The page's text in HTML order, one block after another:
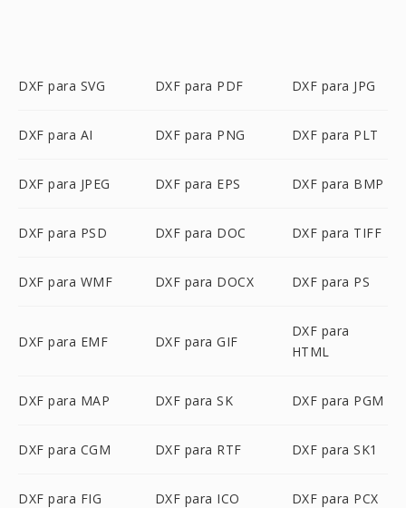
DXF para SVG DXF para PDF DXF para JPG
DXF para AI DXF para PNG DXF para PLT
DXF para JPEG DXF para EPS DXF para BMP
DXF para PSD DXF para DOC DXF para TIFF
DXF para WMF DXF para DOCX DXF para PS
DXF para EMF DXF para GIF
DXF para
HTML
DXF para MAP DXF para SK DXF para PGM
DXF para CGM DXF para RTF DXF para SK1
DXF para FIG DXF para ICO DXF para PCX